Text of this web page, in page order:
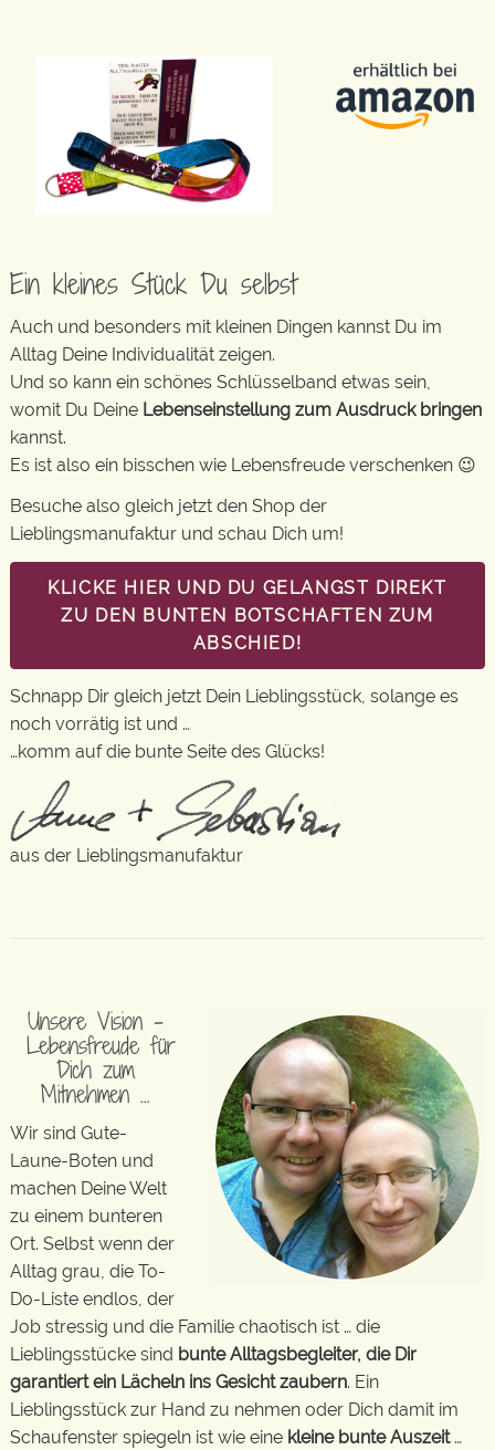
Ein kleines Stück Du selbst
Auch und besonders mit kleinen Dingen kannst Du im
Alltag Deine Individualität zeigen.
Und so kann ein schönes Schlüsselband etwas sein,
womit Du Deine Lebenseinstellung zum Ausdruck bringen
kannst.
Es ist also ein bisschen wie Lebensfreude verschenken 😉
Besuche also gleich jetzt den Shop der
Lieblingsmanufaktur und schau Dich um!
KLICKE HIER UND DU GELANGST DIREKT
ZU DEN BUNTEN BOTSCHAFTEN ZUM
ABSCHIED!
Schnapp Dir gleich jetzt Dein Lieblingsstück, solange es
noch vorrätig ist und …
…komm auf die bunte Seite des Glücks!
aus der Lieblingsmanufaktur
Unsere Vision –
Lebensfreude für
Dich zum
Mitnehmen …
Wir sind Gute-
Laune-Boten und
machen Deine Welt
zu einem bunteren
Ort. Selbst wenn der
Alltag grau, die To-
Do-Liste endlos, der
Job stressig und die Familie chaotisch ist … die
Lieblingsstücke sind bunte Alltagsbegleiter, die Dir
garantiert ein Lächeln ins Gesicht zaubern. Ein
Lieblingsstück zur Hand zu nehmen oder Dich damit im
Schaufenster spiegeln ist wie eine kleine bunte Auszeit…